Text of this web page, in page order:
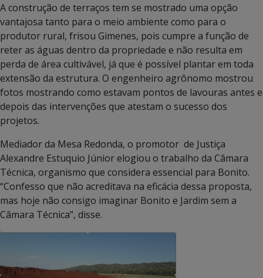
A construção de terraços tem se mostrado uma opção
vantajosa tanto para o meio ambiente como para o
produtor rural, frisou Gimenes, pois cumpre a função de
reter as águas dentro da propriedade e não resulta em
perda de área cultivável, já que é possível plantar em toda
extensão da estrutura. O engenheiro agrônomo mostrou
fotos mostrando como estavam pontos de lavouras antes e
depois das intervenções que atestam o sucesso dos
projetos.
Mediador da Mesa Redonda, o promotor de Justiça
Alexandre Estuquio Júnior elogiou o trabalho da Câmara
Técnica, organismo que considera essencial para Bonito.
“Confesso que não acreditava na eficácia dessa proposta,
mas hoje não consigo imaginar Bonito e Jardim sem a
Câmara Técnica”, disse.